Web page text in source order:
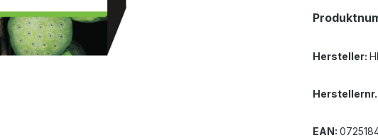
Hersteller:
EAN: